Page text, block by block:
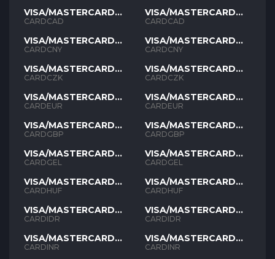
VISA/MASTERCARD
CAD
CARDCAD
VISA/MASTERCARD
CNY
CARDCNY
VISA/MASTERCARD
CZK
CARDCZK
VISA/MASTERCARD
EUR
CARDEUR
VISA/MASTERCARD
GBP
CARDGBP
VISA/MASTERCARD
GEL
CARDGEL
VISA/MASTERCARD
HUF
CARDHUF
VISA/MASTERCARD
IDR
CARDIDR
VISA/MASTERCARD
INR
CARDINR
VISA/MASTERCARD
CAD
CARDCAD
VISA/MASTERCARD
CNY
CARDCNY
VISA/MASTERCARD
CZK
CARDCZK
VISA/MASTERCARD
EUR
CARDEUR
VISA/MASTERCARD
GBP
CARDGBP
VISA/MASTERCARD
GEL
CARDGEL
VISA/MASTERCARD
HUF
CARDHUF
VISA/MASTERCARD
IDR
CARDIDR
VISA/MASTERCARD
INR
CARDINR